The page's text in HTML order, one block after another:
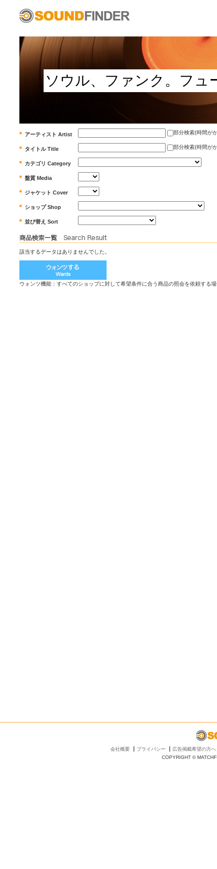
アーティスト Artist 部分検索(時間が
タイトル Title 部分検索(時間が
カテゴリ Category
盤質 Media
ジャケット Cover
ショップ Shop
並び替え Sort
該当するデータはありませんでした。
ウォンツ機能：すべてのショップに対して希望条件に合う商品の照会を依頼する
会社概要 プライバシー
広告掲載希望の方へ
COPYRIGHT ©